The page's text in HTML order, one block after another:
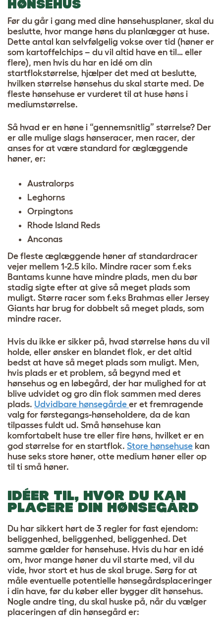
HØNSEHUS
Før du går i gang med dine hønsehusplaner, skal du
beslutte, hvor mange høns du planlægger at huse.
Dette antal kan selvfølgelig vokse over tid (høner er
som kartoffelchips – du vil altid have en til… eller
flere), men hvis du har en idé om din
startflokstørrelse, hjælper det med at beslutte,
hvilken størrelse hønsehus du skal starte med. De
fleste hønsehuse er vurderet til at huse høns i
mediumstørrelse.
Så hvad er en høne i “gennemsnitlig” størrelse? Der
er alle mulige slags hønseracer, men racer, der
anses for at være standard for æglæggende
høner, er:
Australorps
Leghorns
Orpingtons
Rhode Island Reds
Anconas
De fleste æglæggende høner af standardracer
vejer mellem 1-2.5 kilo. Mindre racer som f.eks
Bantams kunne have mindre plads, men du bør
stadig sigte efter at give så meget plads som
muligt. Større racer som f.eks Brahmas eller Jersey
Giants har brug for dobbelt så meget plads, som
mindre racer.
Hvis du ikke er sikker på, hvad størrelse høns du vil
holde, eller ønsker en blandet flok, er det altid
bedst at have så meget plads som muligt. Men,
hvis plads er et problem, så begynd med et
hønsehus og en løbegård, der har mulighed for at
blive udvidet og gro din flok sammen med deres
plads. Udvidbare hønsegårde er et fremragende
valg for førstegangs-hønseholdere, da de kan
tilpasses fuldt ud. Små hønsehuse kan
komfortabelt huse tre eller fire høns, hvilket er en
god størrelse for en startflok. Store hønsehuse kan
huse seks store høner, otte medium høner eller op
til ti små høner.
IDÉER TIL, HVOR DU KAN
PLACERE DIN HØNSEGÅRD
Du har sikkert hørt de 3 regler for fast ejendom:
beliggenhed, beliggenhed, beliggenhed. Det
samme gælder for hønsehuse. Hvis du har en idé
om, hvor mange høner du vil starte med, vil du
vide, hvor stort et hus de skal bruge. Sørg for at
måle eventuelle potentielle hønsegårdsplaceringer
i din have, før du køber eller bygger dit hønsehus.
Nogle andre ting, du skal huske på, når du vælger
placeringen af din hønsegård er: